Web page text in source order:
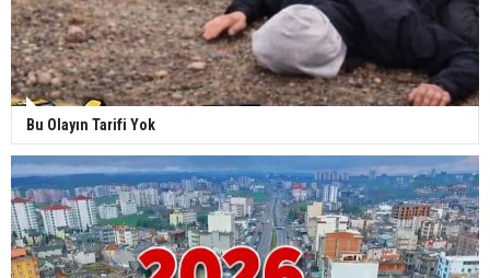
Bu Olayın Tarifi Yok